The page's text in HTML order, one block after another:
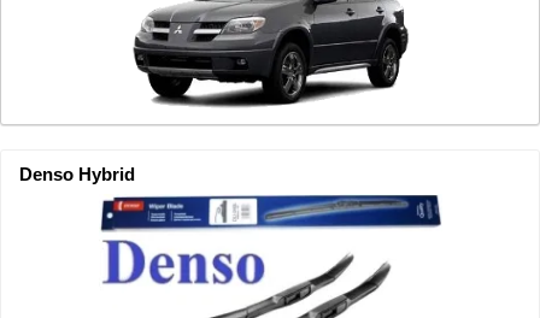
Denso Hybrid